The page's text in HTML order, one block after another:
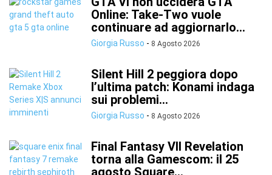
Online: Take-Two vuole
continuare ad aggiornarlo...
Giorgia Russo - 8 Agosto 2026
Silent Hill 2 peggiora dopo
l’ultima patch: Konami indaga
sui problemi...
Giorgia Russo - 8 Agosto 2026
Final Fantasy VII Revelation
torna alla Gamescom: il 25
agosto Square...